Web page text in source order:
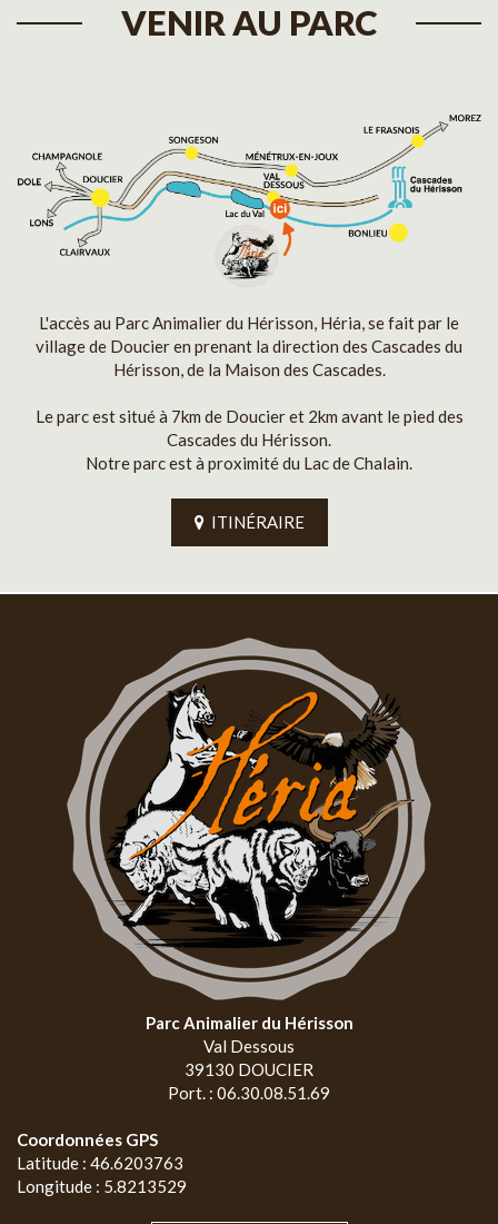
VENIR AU PARC
L'accès au Parc Animalier du Hérisson, Héria, se fait par le
village de Doucier en prenant la direction des Cascades du
Hérisson, de la Maison des Cascades.
Le parc est situé à 7km de Doucier et 2km avant le pied des
Cascades du Hérisson.
Notre parc est à proximité du Lac de Chalain.
ITINÉRAIRE
Parc Animalier du Hérisson
Val Dessous
39130 DOUCIER
Port. : 06.30.08.51.69
Coordonnées GPS
Latitude : 46.6203763
Longitude : 5.8213529